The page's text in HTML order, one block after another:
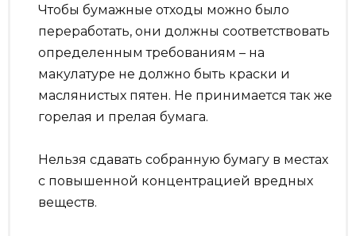
Чтобы бумажные отходы можно было
переработать, они должны соответствовать
определенным требованиям – на
макулатуре не должно быть краски и
маслянистых пятен. Не принимается так же
горелая и прелая бумага.
Нельзя сдавать собранную бумагу в местах
с повышенной концентрацией вредных
веществ.